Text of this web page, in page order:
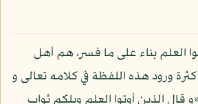
العلم بناء على ما فسر، هم أهل
ورود هذه اللفظة في كلامه تعالى و
قال الذين أوتوا العلم ويلكم ثواب